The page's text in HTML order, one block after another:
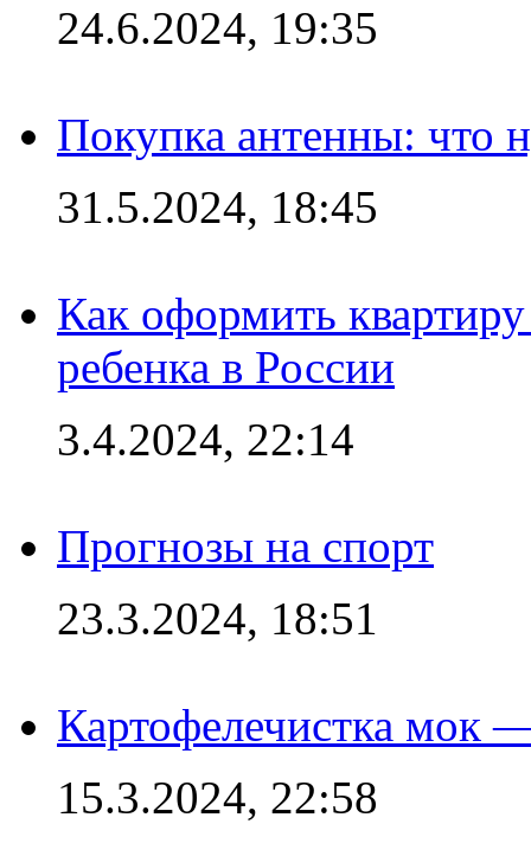
24.6.2024, 19:35
Покупка антенны: что
31.5.2024, 18:45
Как оформить
ребенка в России
3.4.2024, 22:14
Прогнозы на спорт
23.3.2024, 18:51
Картофелечистка мок
15.3.2024, 22:58